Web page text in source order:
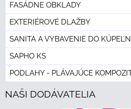
FASÁDNE OBKLADY
EXTERIÉROVÉ DLAŽBY
SANITA A VYBAVENIE DO
SAPHO KS
PODLAHY - PLÁVAJÚCE
NAŠI DODÁVATELIA